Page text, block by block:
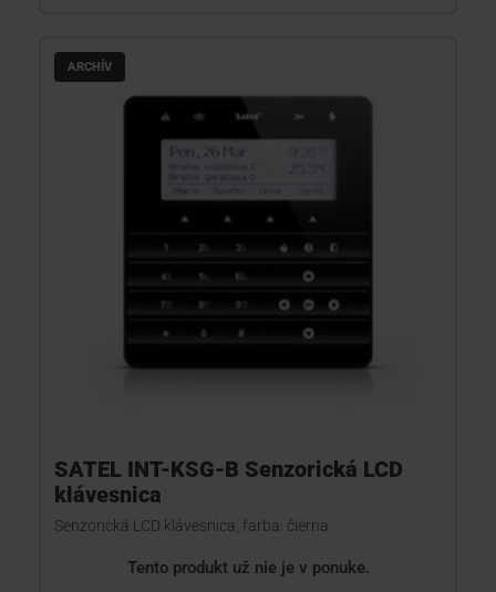
ARCHÍV
SATEL INT-KSG-B Senzorická LCD
klávesnica
Senzorická LCD klávesnica, farba: čierna
Tento produkt už nie je v ponuke.